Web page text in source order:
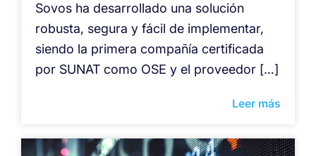
Sovos ha desarrollado una solución
robusta, segura y fácil de implementar,
siendo la primera compañía certificada
por SUNAT como OSE y el proveedor […]
Leer más